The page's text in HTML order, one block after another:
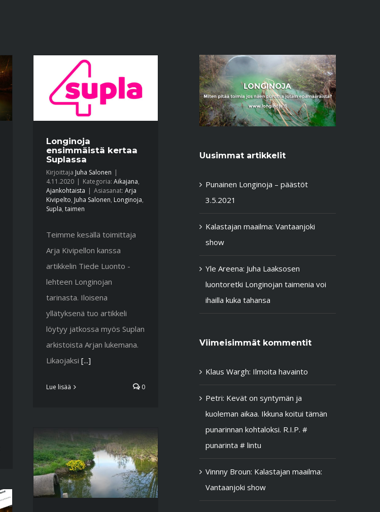
Longinoja
ensimmäistä kertaa
Suplassa
Kirjoittaja Juha Salonen |
4.11.2020 | Kategoria: Aikajana,
Ajankohtaista | Asiasanat: Arja
Kivipelto, Juha Salonen, Longinoja,
Supla, taimen
Teimme kesällä toimittaja
Arja Kivipellon kanssa
artikkelin Tiede Luonto -
lehteen Longinojan
tarinasta. Iloisena
yllätyksenä tuo artikkeli
löytyy jatkossa myös Suplan
arkistoista Arjan lukemana.
Likaojaksi [...]
Lue lisää 0
Uusimmat artikkelit
Punainen Longinoja – päästöt
3.5.2021
Kalastajan maailma: Vantaanjoki
show
Yle Areena: Juha Laaksosen
luontoretki Longinojan taimenia voi
ihailla kuka tahansa
Viimeisimmät kommentit
Klaus Wargh: Ilmoita havainto
Petri: Kevät on syntymän ja
kuoleman aikaa. Ikkuna koitui tämän
punarinnan kohtaloksi. R.I.P. #
punarinta # lintu
Vinnny Broun: Kalastajan maailma:
Vantaanjoki show